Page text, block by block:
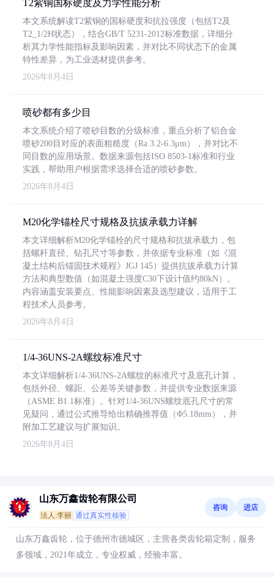
T2紫铜国标硬度及力学性能分析
本文系统解读T2紫铜的国标硬度和抗拉强度（包括T2及
T2_1/2H状态），结合GB/T 5231-2012标准数据，详细分
析其力学性能指标及影响因素，并对比不同状态下的金属
特性差异，为工业选材提供参考。
2026年8月4日
喷砂都有多少目
本文系统介绍了喷砂目数的分级标准，重点分析了铝合金
喷砂200目对应的表面粗糙度（Ra 3.2-6.3μm），并对比不
同目数的应用场景。数据来源包括ISO 8503-1标准和行业
实践，帮助用户根据需求选择合适的喷砂参数。
2026年8月4日
M20化学锚栓尺寸规格及抗拔承载力详解
本文详细解析M20化学锚栓的尺寸规格和抗拔承载力，包
括螺杆直径、钻孔尺寸等参数，并依据专业标准（如《混
凝土结构后锚固技术规程》JGJ 145）提供抗拔承载力计算
方法和典型数值（如混凝土强度C30下设计值约80kN）。
内容涵盖安装要点、性能影响因素及选型建议，适用于工
程技术人员参考。
2026年8月4日
1/4-36UNS-2A螺纹标准尺寸
本文详细解析1/4-36UNS-2A螺纹的标准尺寸及底孔计算，
包括外径、螺距、公差等关键参数，并提供专业数据来源
（ASME B1.1标准）。针对1/4-36UNS螺纹底孔尺寸的常
见疑问，通过公式推导给出精确推荐值（Φ5.18mm），并
附加工艺建议与扩展知识。
2026年8月4日
山东万鑫齿轮有限公司
法人:李丽 通过真实性核验
咨询 进店
山东万鑫齿轮，位于德州市德城区，主营各类齿轮箱定制，服务
多领域，2021年成立，专业权威，经验丰富。